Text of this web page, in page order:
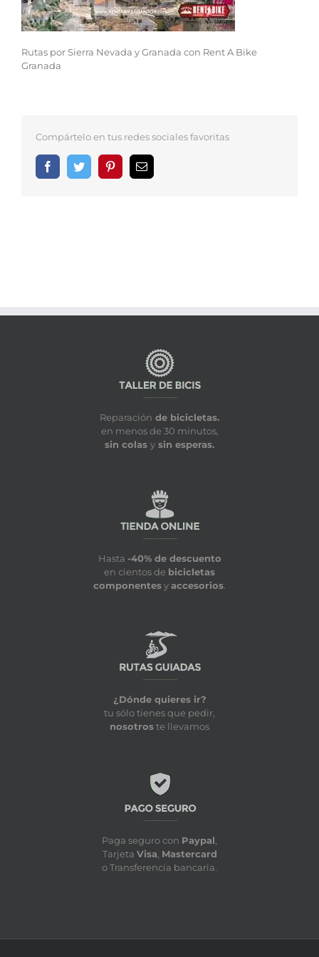
Rutas por Sierra Nevada y Granada con Rent A Bike
Granada
Compártelo en tus redes sociales favoritas
FacebookTwitter PinterestCorreo
electrónico
Reparación de bicicletas.
en menos de 30 minutos,
sin colas y sin esperas.
Hasta -40% de descuento
en cientos de bicicletas
componentesyaccesorios
¿Dónde quieres ir?
tu sólo tienes que pedir,
nosotroste llevamos
Paga seguro con Paypal
Tarjeta Visa Mastercard
o Transferencia bancaria.